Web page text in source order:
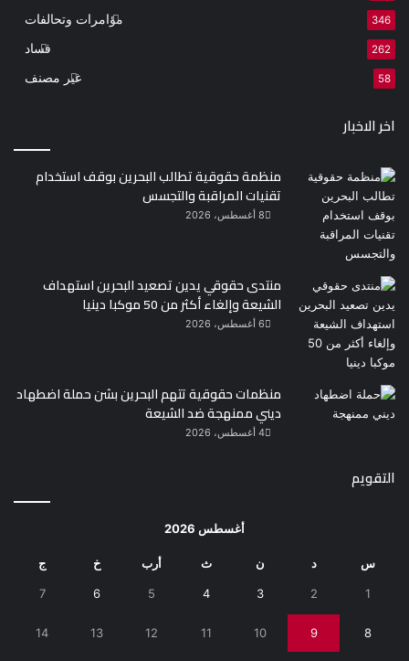
مؤامرات وتحالفات 346
فساد 262
غير مصنف 58
اخر الاخبار
منظمة حقوقية تطالب البحرين بوقف استخدام
تقنيات المراقبة والتجسس
8 أغسطس، 2026
منتدى حقوقي يدين تصعيد البحرين استهداف
الشيعة وإلغاء أكثر من 50 موكبا دينيا
6 أغسطس، 2026
منظمات حقوقية تتهم البحرين بشن حملة اضطهاد
ديني ممنهجة ضد الشيعة
4 أغسطس، 2026
التقويم
أغسطس 2026
س د ن ث أرب خ ج
1
2
3
4
5
6
7
8
9
10
11
12
13
14